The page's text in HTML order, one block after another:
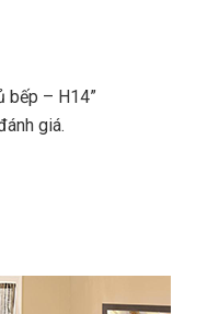
bếp – H14”
giá.